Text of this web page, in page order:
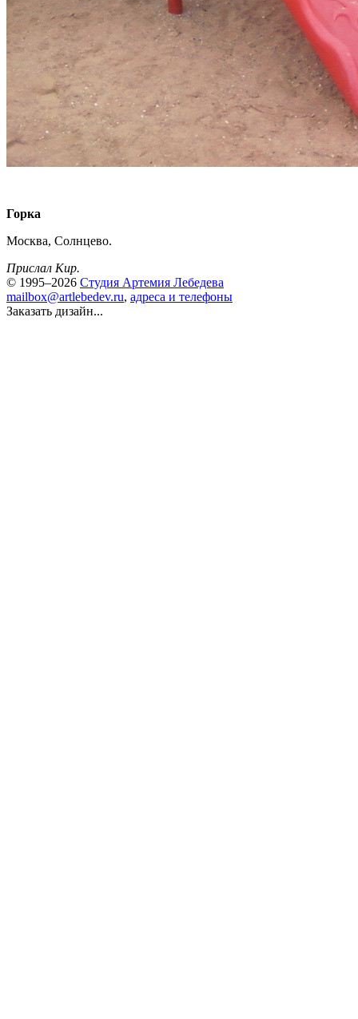
Горка
Москва, Солнцево.
Прислал Кир.
© 1995–2026 Студия Артемия Лебедева
mailbox@artlebedev.ru, адреса и телефоны
Заказать дизайн...